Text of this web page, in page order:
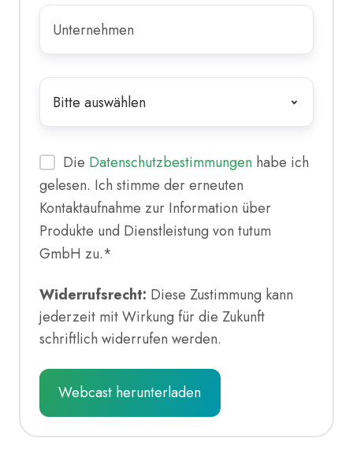
Unternehmen
Anzahl
der
Mitarbeiter*
Die Datenschutzbestimmungen habe ich
gelesen. Ich stimme der erneuten
Kontaktaufnahme zur Information über
Produkte und Dienstleistung von tutum
GmbH zu.*
Widerrufsrecht: Diese Zustimmung kann
jederzeit mit Wirkung für die Zukunft
schriftlich widerrufen werden.